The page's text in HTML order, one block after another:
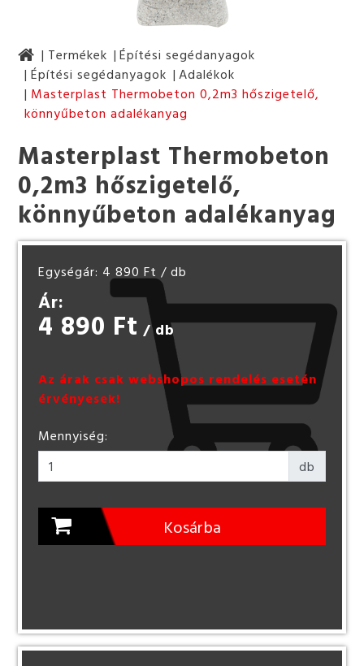
Termékek
Építési segédanyagok
Építési segédanyagok
Adalékok
Masterplast Thermobeton 0,2m3 hőszigetelő,
könnyűbeton adalékanyag
Masterplast Thermobeton
0,2m3 hőszigetelő,
könnyűbeton adalékanyag
Egységár: 4 890 Ft / db
Ár:
4 890 Ft / db
Az árak csak webshopos rendelés esetén
érvényesek!
Mennyiség:
db
Kosárba